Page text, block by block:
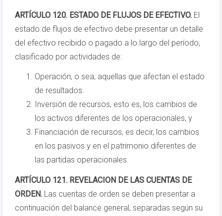
ARTÍCULO 120. ESTADO DE FLUJOS DE EFECTIVO. El
estado de flujos de efectivo debe presentar un detalle
del efectivo recibido o pagado a lo largo del período,
clasificado por actividades de:
Operación, o sea, aquellas que afectan el estado
de resultados.
Inversión de recursos, esto es, los cambios de
los activos diferentes de los operacionales, y
Financiación de recursos, es decir, los cambios
en los pasivos y en el patrimonio diferentes de
las partidas operacionales.
ARTÍCULO 121. REVELACION DE LAS CUENTAS DE
ORDEN. Las cuentas de orden se deben presentar a
continuación del balance general, separadas según su